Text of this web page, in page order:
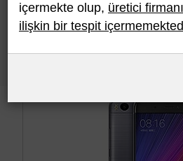
Son 10 Bildirim En
içermekte olup, üretici
ilişkin bir tespit